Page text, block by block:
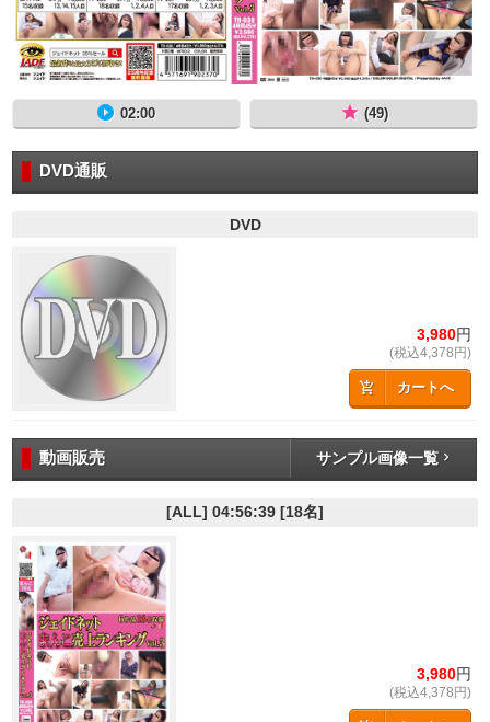
02:00 (49)
DVD通販
DVD
3,980円
(税込4,378円)
カートへ
動画販売 サンプル画像一覧
[ALL] 04:56:39 [18名]
3,980円
(税込4,378円)